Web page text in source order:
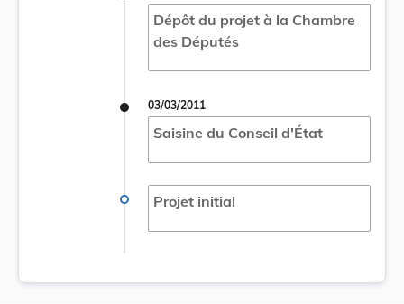
Dépôt du projet à la Chambre
des Députés
03/03/2011
Saisine du Conseil d'État
Projet initial